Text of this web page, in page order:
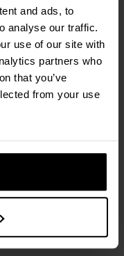
and ads, to
analyse our traffic.
use of our site with
partners who
that you’ve
from your use
doen om
Dat
we elders
behulp
en
Dat levert
de
was